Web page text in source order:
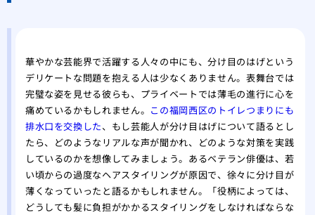
母
の選
髪
縮
は
華やかな芸能界で活躍する人々の中にも、分け目のはげという
デリケートな問題を抱える人は少なくありません。表舞台では
完璧な姿を見せる彼らも、プライベートでは薄毛の進行に心を
痛めているかもしれません。 この福岡西区のトイレつまりにも
排水口を交換した、もし芸能人が分け目はげについて語るとし
たら、どのようなリアルな声が聞かれ、どのような対策を実践
しているのかを想像してみましょう。あるベテラン俳優は、若
い頃からの過度なヘアスタイリングが原因で、徐々に分け目が
薄くなっていったと語るかもしれません。「役柄によっては、
どうしても髪に負担がかかるスタイリングをしなければならな